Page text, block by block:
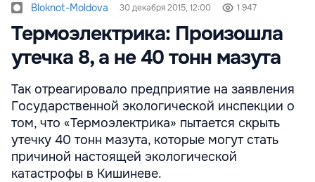
Bloknot-Moldova 30 декабря 2015, 12:00 1 947
Термоэлектрика: Произошла
утечка 8, а не 40 тонн мазута
Так отреагировало предприятие на заявления
Государственной экологической инспекции о
том, что «Термоэлектрика» пытается скрыть
утечку 40 тонн мазута, которые могут стать
причиной настоящей экологической
катастрофы в Кишиневе.